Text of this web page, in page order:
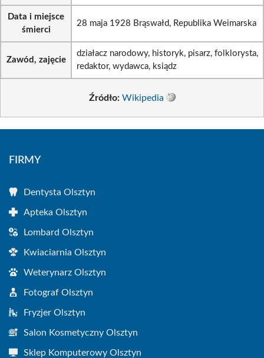
Data i miejsce
śmierci
28 maja 1928 Brąswałd, Republika Weimarska
Zawód, zajęcie
działacz narodowy, historyk, pisarz, folklorysta,
redaktor, wydawca, ksiądz
Źródło: Wikipedia
FIRMY
Dentysta Olsztyn
Apteka Olsztyn
Lombard Olsztyn
Kwiaciarnia Olsztyn
Weterynarz Olsztyn
Fotograf Olsztyn
Fryzjer Olsztyn
Salon Kosmetyczny Olsztyn
Sklep Komputerowy Olsztyn